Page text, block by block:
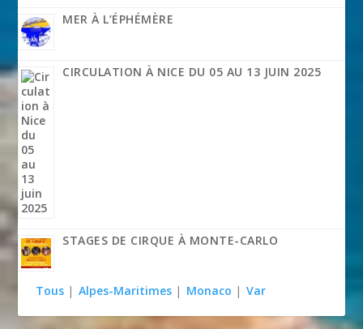
MER À L’ÉPHÉMÈRE
CIRCULATION À NICE DU 05 AU 13 JUIN 2025
STAGES DE CIRQUE À MONTE-CARLO
Tous | Alpes-Maritimes | Monaco | Var